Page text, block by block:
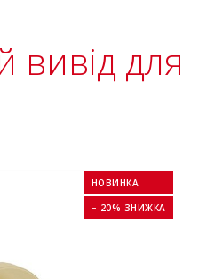
вивід для
НОВИНКА
− 20% ЗНИЖКА